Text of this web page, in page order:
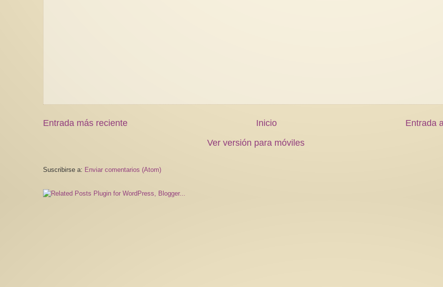
Entrada más reciente Entrada
Inicio
Ver versión para móviles
Suscribirse a: Enviar comentarios (Atom)